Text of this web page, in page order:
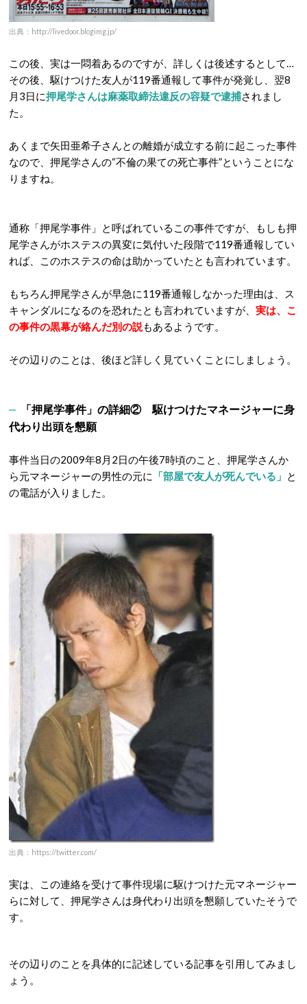
出典：http://livedoor.blogimg.jp/
この後、実は一悶着あるのですが、詳しくは後述するとして…
その後、駆けつけた友人が119番通報して事件が発覚し、翌8
月3日に押尾学さんは麻薬取締法違反の容疑で逮捕されまし
た。
あくまで矢田亜希子さんとの離婚が成立する前に起こった事件
なので、押尾学さんの“不倫の果ての死亡事件”ということにな
りますね。
通称「押尾学事件」と呼ばれているこの事件ですが、もしも押
尾学さんがホステスの異変に気付いた段階で119番通報してい
れば、このホステスの命は助かっていたとも言われています。
もちろん押尾学さんが早急に119番通報しなかった理由は、ス
キャンダルになるのを恐れたとも言われていますが、 実は、こ
の事件の黒幕が絡んだ別の説もあるようです。
その辺りのことは、後ほど詳しく見ていくことにしましょう。
「押尾学事件」の詳細② 駆けつけたマネージャーに身
代わり出頭を懇願
事件当日の2009年8月2日の午後7時頃のこと、押尾学さんか
ら元マネージャーの男性の元に
「部屋で友人が死んでいる」 と
の電話が入りました。
出典：https://twitter.com/
実は、この連絡を受けて事件現場に駆けつけた元マネージャー
らに対して、押尾学さんは身代わり出頭を懇願していたそうで
す。
その辺りのことを具体的に記述している記事を引用してみまし
ょう。